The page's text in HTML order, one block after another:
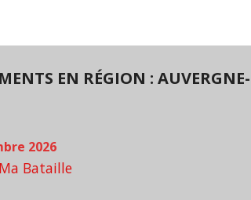
EN RÉGION :
2026
Bataille